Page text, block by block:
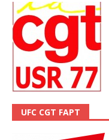
UFC CGT FAPT